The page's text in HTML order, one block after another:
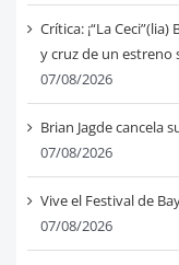
Crítica: ¡“La
y cruz de un estreno
07/08/2026
Brian Jagde cancela
07/08/2026
Vive el Festival de
07/08/2026